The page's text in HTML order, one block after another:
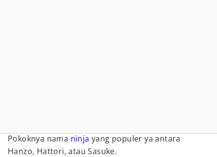
Pokoknya nama ninja yang populer ya antara
Hanzo, Hattori, atau Sasuke.